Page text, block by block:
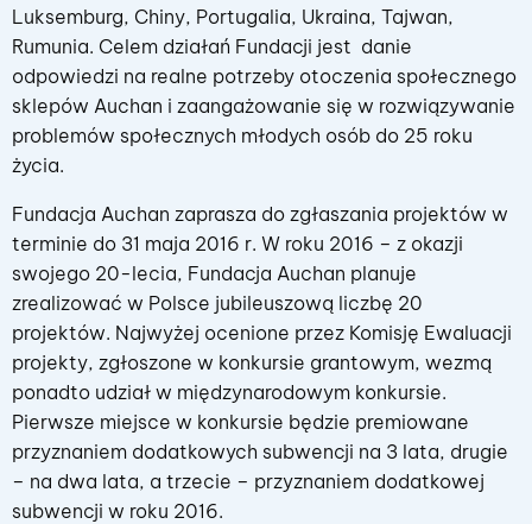
Luksemburg, Chiny, Portugalia, Ukraina, Tajwan,
Rumunia. Celem działań Fundacji jest danie
odpowiedzi na realne potrzeby otoczenia społecznego
sklepów Auchan i zaangażowanie się w rozwiązywanie
problemów społecznych młodych osób do 25 roku
życia.
Fundacja Auchan zaprasza do zgłaszania projektów w
terminie do 31 maja 2016 r. W roku 2016 – z okazji
swojego 20-lecia, Fundacja Auchan planuje
zrealizować w Polsce jubileuszową liczbę 20
projektów. Najwyżej ocenione przez Komisję Ewaluacji
projekty, zgłoszone w konkursie grantowym, wezmą
ponadto udział w międzynarodowym konkursie.
Pierwsze miejsce w konkursie będzie premiowane
przyznaniem dodatkowych subwencji na 3 lata, drugie
– na dwa lata, a trzecie – przyznaniem dodatkowej
subwencji w roku 2016.